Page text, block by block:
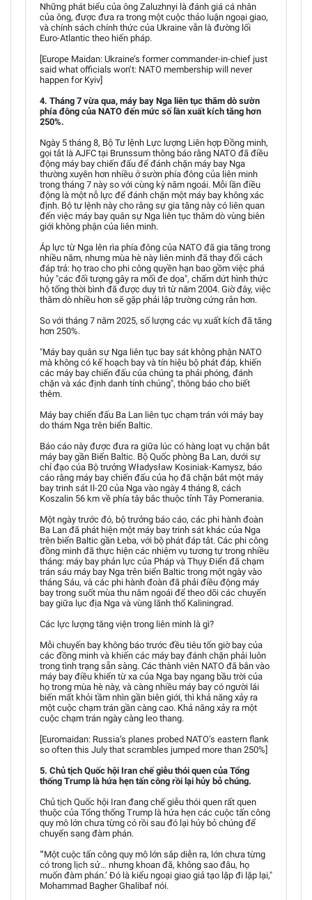
Những phát biểu của ông Zaluzhnyi là đánh giá cá nhân
của ông, được đưa ra trong một cuộc thảo luận ngoại giao,
và chính sách chính thức của Ukraine vẫn là đường lối
Euro-Atlantic theo hiến pháp.
[Europe Maidan: Ukraine’s former commander-in-chief just
said what officials won’t: NATO membership will never
happen for Kyiv]
4. Tháng 7 vừa qua, máy bay Nga liên tục thăm dò sườn
phía đông của NATO đến mức số lần xuất kích tăng hơn
250%.
Ngày 5 tháng 8, Bộ Tư lệnh Lực lượng Liên hợp Đồng minh,
gọi tắt là AJFC tại Brunssum thông báo rằng NATO đã điều
động máy bay chiến đấu để đánh chặn máy bay Nga
thường xuyên hơn nhiều ở sườn phía đông của liên minh
trong tháng 7 này so với cùng kỳ năm ngoái. Mỗi lần điều
động là một nỗ lực để đánh chặn một máy bay không xác
định. Bộ tư lệnh này cho rằng sự gia tăng này có liên quan
đến việc máy bay quân sự Nga liên tục thăm dò vùng biên
giới không phận của liên minh.
Áp lực từ Nga lên rìa phía đông của NATO đã gia tăng trong
nhiều năm, nhưng mùa hè này liên minh đã thay đổi cách
đáp trả: họ trao cho phi công quyền hạn bao gồm việc phá
hủy "các đối tượng gây ra mối đe dọa", chấm dứt hình thức
hộ tống thời bình đã được duy trì từ năm 2004. Giờ đây, việc
thăm dò nhiều hơn sẽ gặp phải lập trường cứng rắn hơn.
So với tháng 7 năm 2025, số lượng các vụ xuất kích đã tăng
hơn 250%.
"Máy bay quân sự Nga liên tục bay sát không phận NATO
mà không có kế hoạch bay và tín hiệu bộ phát đáp, khiến
các máy bay chiến đấu của chúng ta phải phóng, đánh
chặn và xác định danh tính chúng", thông báo cho biết
thêm.
Máy bay chiến đấu Ba Lan liên tục chạm trán với máy bay
do thám Nga trên biển Baltic.
Báo cáo này được đưa ra giữa lúc có hàng loạt vụ chặn bắt
máy bay gần Biển Baltic. Bộ Quốc phòng Ba Lan, dưới sự
chỉ đạo của Bộ trưởng Władysław Kosiniak-Kamysz, báo
cáo rằng máy bay chiến đấu của họ đã chặn bắt một máy
bay trinh sát Il-20 của Nga vào ngày 4 tháng 8, cách
Koszalin 56 km về phía tây bắc thuộc tỉnh Tây Pomerania.
Một ngày trước đó, bộ trưởng báo cáo, các phi hành đoàn
Ba Lan đã phát hiện một máy bay trinh sát khác của Nga
trên biển Baltic gần Łeba, với bộ phát đáp tắt. Các phi công
đồng minh đã thực hiện các nhiệm vụ tương tự trong nhiều
tháng: máy bay phản lực của Pháp và Thụy Điển đã chạm
trán sáu máy bay Nga trên biển Baltic trong một ngày vào
tháng Sáu, và các phi hành đoàn đã phải điều động máy
bay trong suốt mùa thu năm ngoái để theo dõi các chuyến
bay giữa lục địa Nga và vùng lãnh thổ Kaliningrad.
Các lực lượng tăng viện trong liên minh là gì?
Mỗi chuyến bay không báo trước đều tiêu tốn giờ bay của
các đồng minh và khiến các máy bay đánh chặn phải luôn
trong tình trạng sẵn sàng. Các thành viên NATO đã bắn vào
máy bay điều khiển từ xa của Nga bay ngang bầu trời của
họ trong mùa hè này, và càng nhiều máy bay có người lái
biến mất khỏi tầm nhìn gần biên giới, thì khả năng xảy ra
một cuộc chạm trán gần càng cao. Khả năng xảy ra một
cuộc chạm trán ngày càng leo thang.
[Euromaidan: Russia’s planes probed NATO’s eastern flank
so often this July that scrambles jumped more than 250%]
5. Chủ tịch Quốc hội Iran chế giễu thói quen của Tổng
thống Trump là hứa hẹn tấn công rồi lại hủy bỏ chúng.
Chủ tịch Quốc hội Iran đang chế giễu thói quen rất quen
thuộc của Tổng thống Trump là hứa hẹn các cuộc tấn công
quy mô lớn chưa từng có rồi sau đó lại hủy bỏ chúng để
chuyển sang đàm phán.
"‘Một cuộc tấn công quy mô lớn sắp diễn ra, lớn chưa từng
có trong lịch sử… nhưng khoan đã, không sao đâu, họ
muốn đàm phán.’ Đó là kiểu ngoại giao giả tạo lặp đi lặp lại,"
Mohammad Bagher Ghalibaf nói.